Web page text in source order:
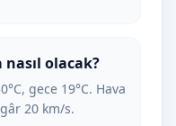
nasıl olacak?
gece 19°C. Hava
20 km/s.